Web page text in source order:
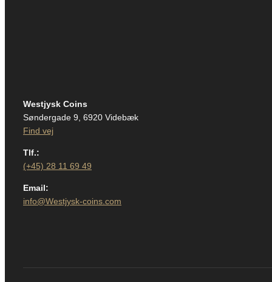
Westjysk Coins
Søndergade 9, 6920 Videbæk
Find vej
Tlf.:
(+45) 28 11 69 49
Email:
info@Westjysk-coins.com